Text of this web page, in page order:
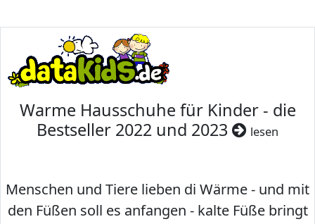
Warme Hausschuhe für Kinder - die
Bestseller 2022 und 2023
lesen
Menschen und Tiere lieben di Wärme - und mit
den Füßen soll es anfangen - kalte Füße bringt